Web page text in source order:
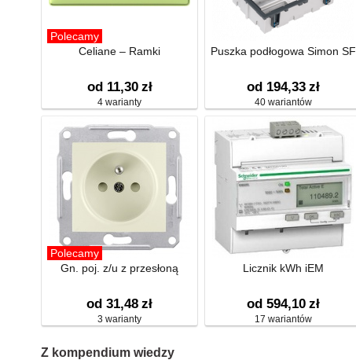
Polecamy
Celiane – Ramki
od 11,30 zł
4 warianty
Puszka podłogowa Simon SF
od 194,33 zł
40 wariantów
Polecamy
Gn. poj. z/u z przesłoną
od 31,48 zł
3 warianty
Licznik kWh iEM
od 594,10 zł
17 wariantów
Z kompendium wiedzy